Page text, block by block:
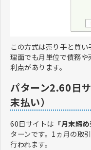
この方式は売り手と買
理面でも月単位で債務
利点があります。
パターン2.60日
末払い）
60日サイトは 「月末締
ターンです。1ヵ月の取
行われます。